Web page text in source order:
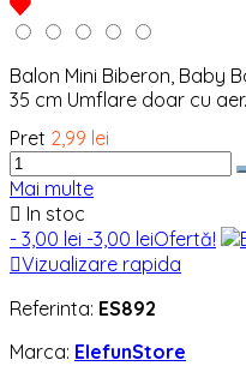
Balon Mini Biberon, Baby
35 cm Umflare doar cu aer.
Pret 2,99 lei
Mai multe
 In stoc
- 3,00 lei -3,00 leiOfertă!
Vizualizare rapida
Referinta: ES892
Marca: ElefunStore